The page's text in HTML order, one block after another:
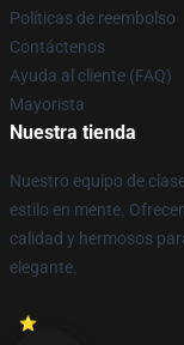
Políticas de reembolso
Contáctenos
Ayuda al cliente (FAQ)
Mayorista
Nuestra tienda
Nuestro equipo de
estilo en mente.
calidad y hermosos
elegante.